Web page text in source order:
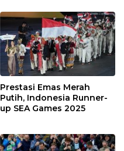
Prestasi Emas Merah
Putih, Indonesia Runner-
up SEA Games 2025